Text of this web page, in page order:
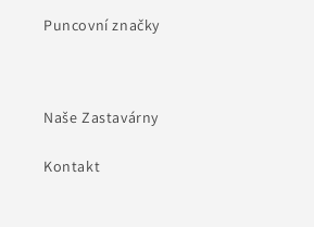
Puncovní značky
Naše Zastavárny
Kontakt